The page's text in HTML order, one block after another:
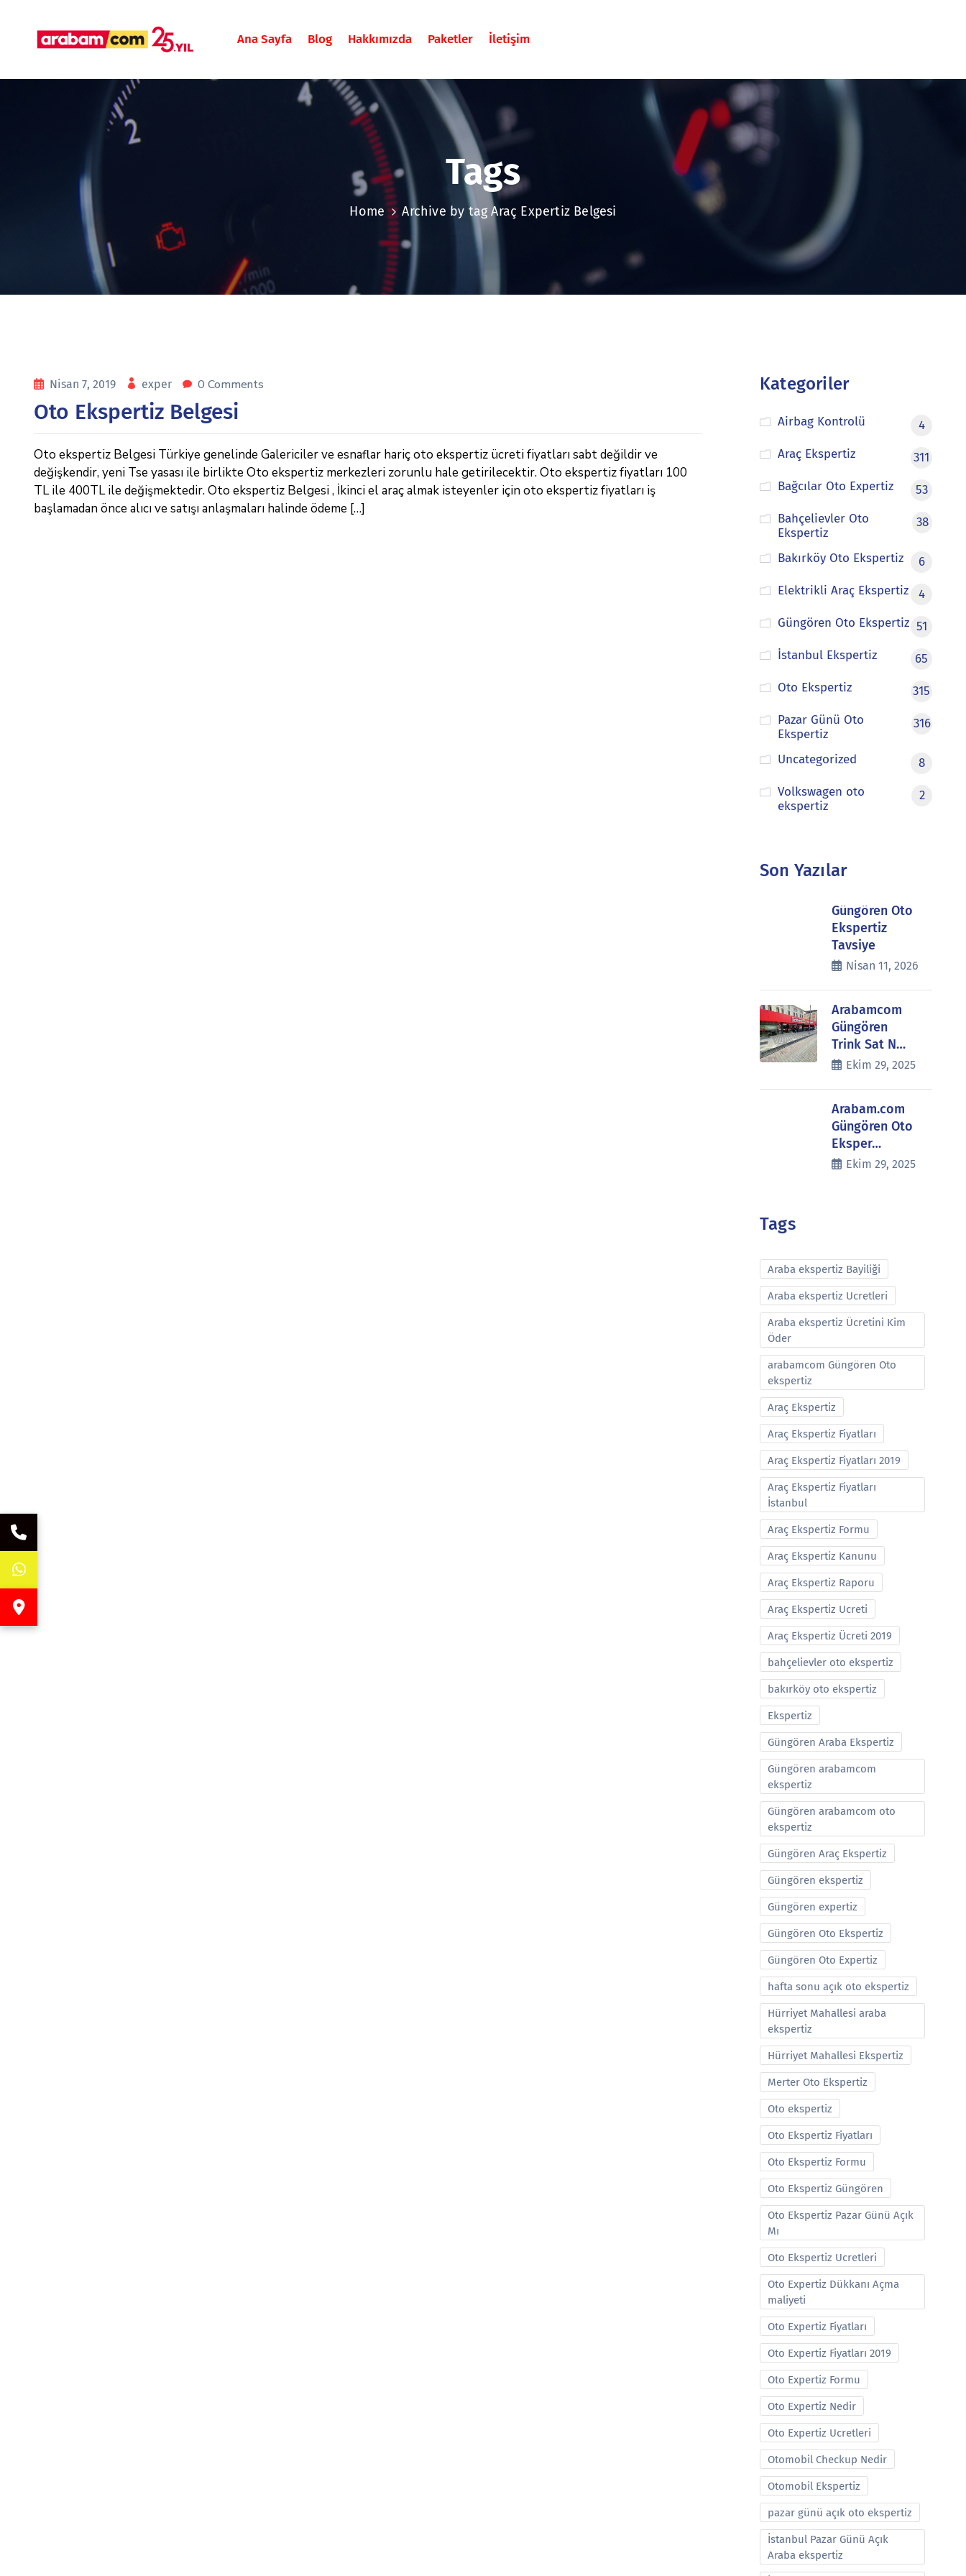
Ana Sayfa Blog Hakkımızda Paketler İletişim
Tags
Home Archive by tag Araç Expertiz Belgesi
Nisan 7, 2019 exper 0 Comments
Oto Ekspertiz Belgesi
Oto ekspertiz Belgesi Türkiye genelinde Galericiler ve esnaflar hariç oto ekspertiz ücreti fiyatları sabt değildir ve
değişkendir, yeni Tse yasası ile birlikte Oto ekspertiz merkezleri zorunlu hale getirilecektir. Oto ekspertiz fiyatları 100
TL ile 400TL ile değişmektedir. Oto ekspertiz Belgesi , İkinci el araç almak isteyenler için oto ekspertiz fiyatları iş
başlamadan önce alıcı ve satışı anlaşmaları halinde ödeme […]
Kategoriler
Airbag Kontrolü
4
Araç Ekspertiz
311
Bağcılar Oto Expertiz
53
Bahçelievler Oto
Ekspertiz
38
Bakırköy Oto Ekspertiz
6
Elektrikli Araç Ekspertiz
4
Güngören Oto Ekspertiz 51
İstanbul Ekspertiz
65
Oto Ekspertiz
315
Pazar Günü Oto
Ekspertiz
316
Uncategorized
8
Volkswagen oto
ekspertiz
2
Son Yazılar
Güngören Oto
Ekspertiz
Tavsiye
Nisan 11, 2026
Arabamcom
Güngören
Trink Sat N…
Ekim 29, 2025
Arabam.com
Güngören Oto
Eksper…
Ekim 29, 2025
Tags
Araba ekspertiz Bayiliği
Araba ekspertiz Ucretleri
Araba ekspertiz Ücretini Kim
Öder
arabamcom Güngören Oto
ekspertiz
Araç Ekspertiz
Araç Ekspertiz Fiyatları
Araç Ekspertiz Fiyatları 2019
Araç Ekspertiz Fiyatları
İstanbul
Araç Ekspertiz Formu
Araç Ekspertiz Kanunu
Araç Ekspertiz Raporu
Araç Ekspertiz Ucreti
Araç Ekspertiz Ücreti 2019
bahçelievler oto ekspertiz
bakırköy oto ekspertiz
Ekspertiz
Güngören Araba Ekspertiz
Güngören arabamcom
ekspertiz
Güngören arabamcom oto
ekspertiz
Güngören Araç Ekspertiz
Güngören ekspertiz
Güngören expertiz
Güngören Oto Ekspertiz
Güngören Oto Expertiz
hafta sonu açık oto ekspertiz
Hürriyet Mahallesi araba
ekspertiz
Hürriyet Mahallesi Ekspertiz
Merter Oto Ekspertiz
Oto ekspertiz
Oto Ekspertiz Fiyatları
Oto Ekspertiz Formu
Oto Ekspertiz Güngören
Oto Ekspertiz Pazar Günü Açık
Mı
Oto Ekspertiz Ucretleri
Oto Expertiz Dükkanı Açma
maliyeti
Oto Expertiz Fiyatları
Oto Expertiz Fiyatları 2019
Oto Expertiz Formu
Oto Expertiz Nedir
Oto Expertiz Ucretleri
Otomobil Checkup Nedir
Otomobil Ekspertiz
pazar günü açık oto ekspertiz
İstanbul Pazar Günü Açık
Araba ekspertiz